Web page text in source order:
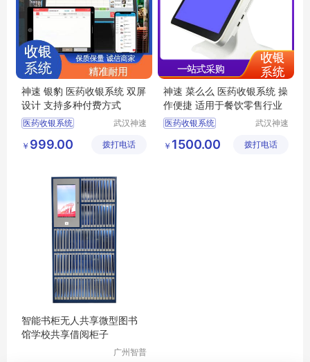
神速 银豹 医药收银系统 双屏
设计 支持多种付费方式
医药收银系统
水果店收银系统
武汉神速
公司
￥ 999.00 拨打电话
神速 菜么么 医药收银系统 操
作便捷 适用于餐饮零售行业
医药收银系统
收银机系统
收银系统
武汉神速
公司
￥ 1500.00 拨打电话
智能书柜无人共享微型图书
馆学校共享借阅柜子
广州智普